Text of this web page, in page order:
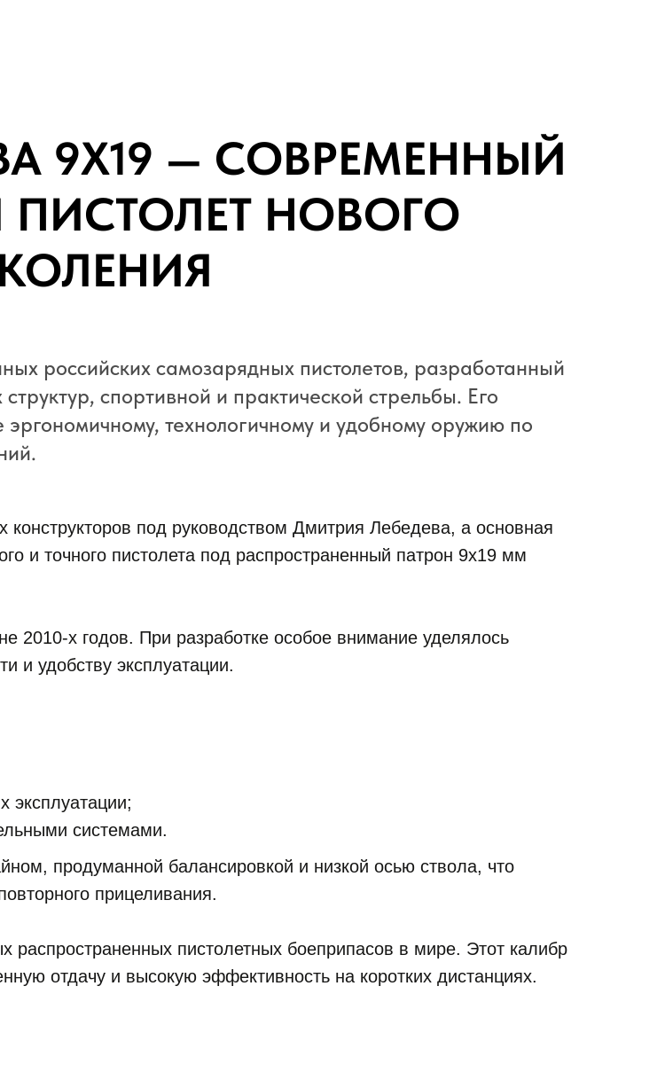
9Х19 — СОВРЕМЕННЫЙ
НОВОГО
российских самозарядных пистолетов, разработанный
спортивной и практической стрельбы. Его
технологичному и удобному оружию по
конструкторов под руководством Дмитрия Лебедева, а основная
и точного пистолета под распространенный патрон 9х19 мм
2010-х годов. При разработке особое внимание уделялось
и удобству эксплуатации.
эксплуатации;
системами.
продуманной балансировкой и низкой осью ствола, что
прицеливания.
пистолетных боеприпасов в мире. Этот калибр
отдачу и высокую эффективность на коротких дистанциях.